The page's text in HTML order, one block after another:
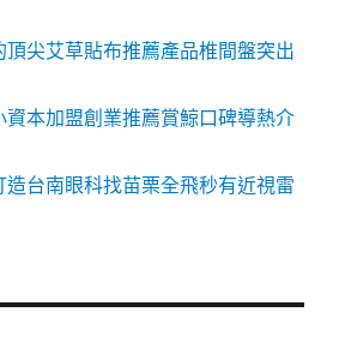
頂尖艾草貼布推薦產品椎間盤突出
資本加盟創業推薦賞鯨口碑導熱介
造台南眼科找苗栗全飛秒有近視雷